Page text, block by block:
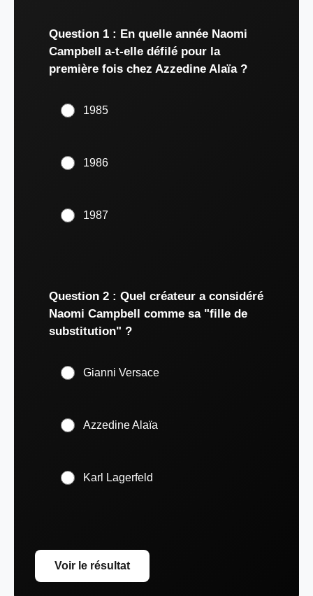
Question 1 : En quelle année Naomi
Campbell a-t-elle défilé pour la
première fois chez Azzedine Alaïa ?
1985
1986
1987
Question 2 : Quel créateur a considéré
Naomi Campbell comme sa "fille de
substitution" ?
Gianni Versace
Azzedine Alaïa
Karl Lagerfeld
Voir le résultat